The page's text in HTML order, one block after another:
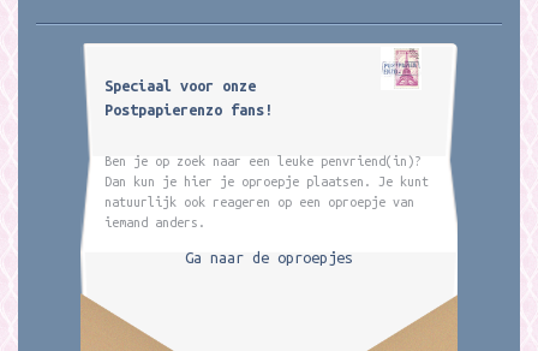
Speciaal voor onze
Postpapierenzo fans!
Ben je op zoek naar een leuke penvriend(in)?
Dan kun je hier je oproepje plaatsen. Je kunt
natuurlijk ook reageren op een oproepje van
iemand anders.
Ga naar de oproepjes